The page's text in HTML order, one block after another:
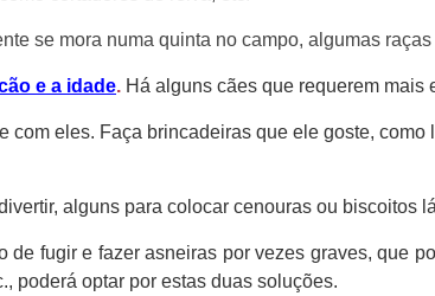
se mora numa quinta no campo, algumas
e a idade. Há alguns cães que requerem
eles. Faça brincadeiras que ele goste,
alguns para colocar cenouras ou biscoitos
de fugir e fazer asneiras por vezes graves, que
poderá optar por estas duas soluções.